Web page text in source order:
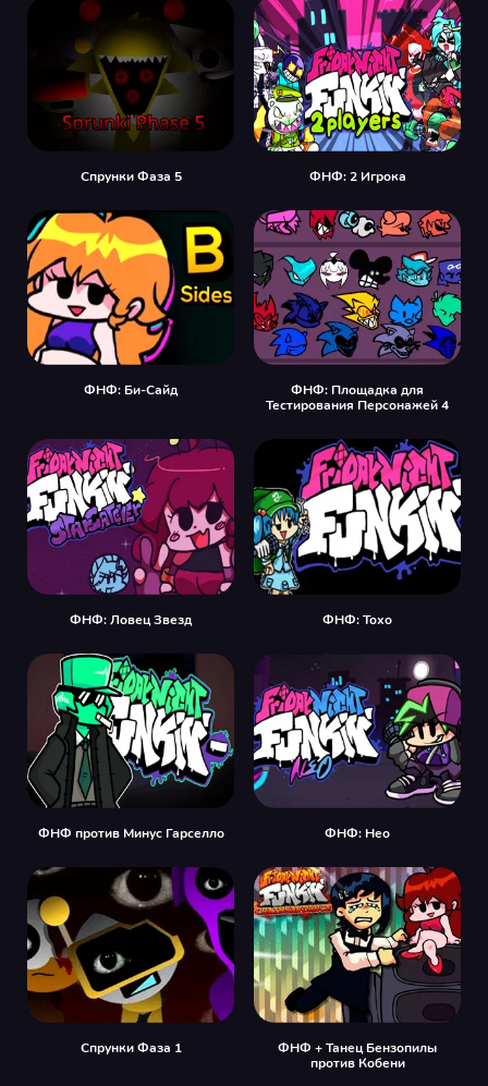
Спрунки Фаза 5 ФНФ: 2 Игрока
ФНФ: Би-Сайд
ФНФ: Площадка для
Тестирования Персонажей 4
ФНФ: Ловец Звезд ФНФ: Тохо
ФНФ против Минус Гарселло ФНФ: Нео
Спрунки Фаза 1
ФНФ + Танец Бензопилы
против Кобени